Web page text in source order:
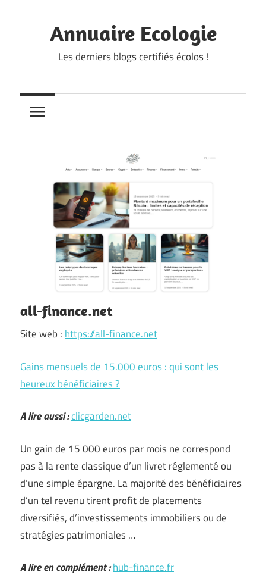
contentAnnuaire Ecologie
Les derniers blogs certifiés écolos !
all-finance.net
Site web : https://all-finance.net
Gains mensuels de 15.000 euros : qui sont les
heureux bénéficiaires ?
A lire aussi :clicgarden.net
Un gain de 15 000 euros par mois ne correspond
pas à la rente classique d’un livret réglementé ou
d’une simple épargne. La majorité des bénéficiaires
d’un tel revenu tirent profit de placements
diversifiés, d’investissements immobiliers ou de
stratégies patrimoniales …
A lire en complément :hub-finance.fr